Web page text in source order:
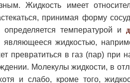
Жидкость имеет
принимая форму
определяется температурой и
являющееся жидкостью,
превратиться в газ (пар) при
Молекулы жидкости, в
и слабо, кроме того,